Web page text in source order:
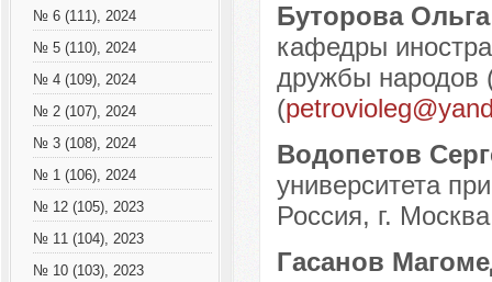
№ 6 (111), 2024
№ 5 (110), 2024
№ 4 (109), 2024
№ 2 (107), 2024
№ 3 (108), 2024
№ 1 (106), 2024
№ 12 (105), 2023
№ 11 (104), 2023
№ 10 (103), 2023
Буторова
кафедры
дружбы народов
(
Водопетов
университета
Россия, г.
Гасанов